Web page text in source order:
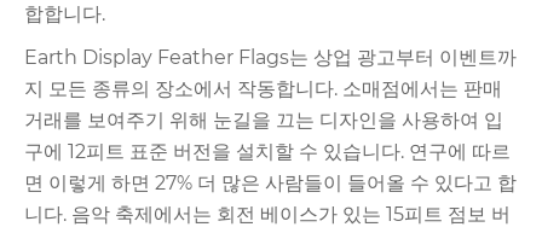
합합니다.
Earth Display Feather Flags는 상업 광고부터 이벤트까
지 모든 종류의 장소에서 작동합니다. 소매점에서는 판매
거래를 보여주기 위해 눈길을 끄는 디자인을 사용하여 입
구에 12피트 표준 버전을 설치할 수 있습니다. 연구에 따르
면 이렇게 하면 27% 더 많은 사람들이 들어올 수 있다고 합
니다. 음악 축제에서는 회전 베이스가 있는 15피트 점보 버